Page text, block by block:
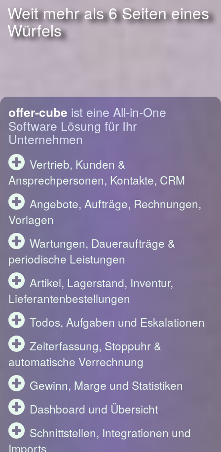
Weit mehr als 6 Seiten eines
Würfels
offer-cube ist eine All-in-One
Software Lösung für Ihr
Unternehmen
Vertrieb, Kunden &
Ansprechpersonen, Kontakte, CRM
Angebote, Aufträge, Rechnungen,
Vorlagen
Wartungen, Daueraufträge &
periodische Leistungen
Artikel, Lagerstand, Inventur,
Lieferantenbestellungen
Todos, Aufgaben und Eskalationen
Zeiterfassung, Stoppuhr &
automatische Verrechnung
Gewinn, Marge und Statistiken
Dashboard und Übersicht
Schnittstellen, Integrationen und
Imports